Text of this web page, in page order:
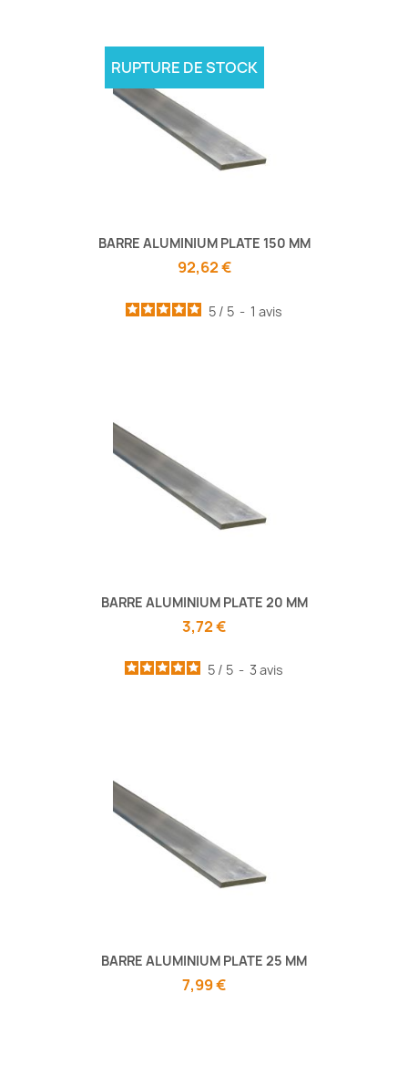
BARRE ALUMINIUM PLATE 150 MM
92,62 €
5 / 5 - 1 avis
RUPTURE DE STOCK
BARRE ALUMINIUM PLATE 20 MM
3,72 €
5 / 5 - 3avis
BARRE ALUMINIUM PLATE 25 MM
7,99 €